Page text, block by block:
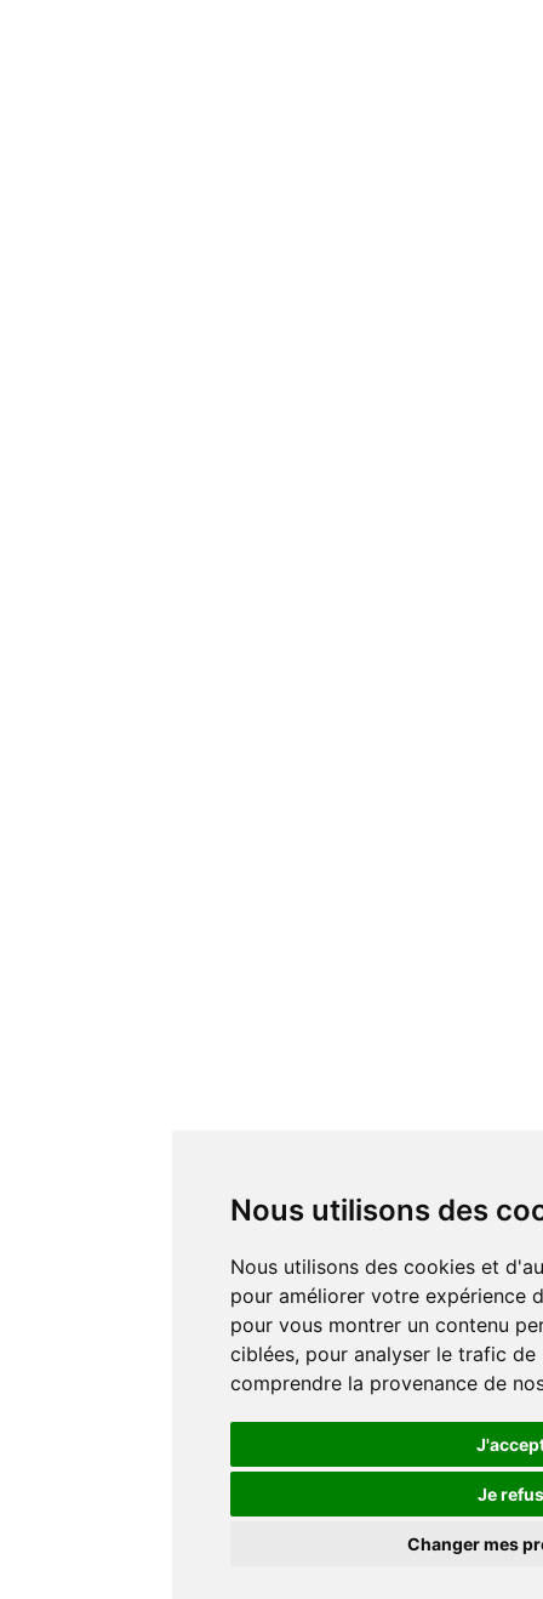
Nous utilisons des
Nous utilisons des cookies et d'autres technologies de suivi
pour améliorer votre expérience
pour vous montrer un contenu
ciblées, pour analyser le trafic
comprendre la provenance de
Je
Changer mes